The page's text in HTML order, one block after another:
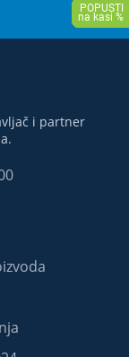
i partner